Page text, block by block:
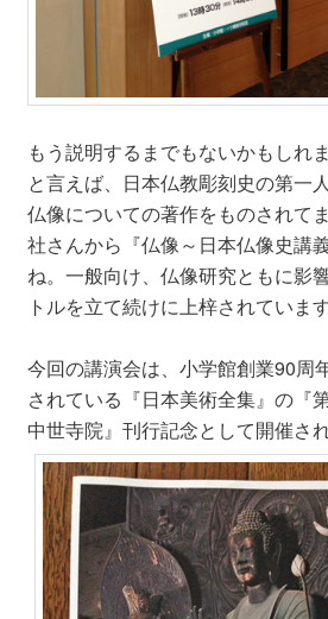
もう説明するまでもないかもしれ
と言えば、日本仏教彫刻史の第一
仏像についての著作をものされて
社さんから『仏像～日本仏像史講
ね。一般向け、仏像研究ともに影
トルを立て続けに上梓されています
今回の講演会は、小学館創業90周
されている『日本美術全集』の
中世寺院』刊行記念として開催さ